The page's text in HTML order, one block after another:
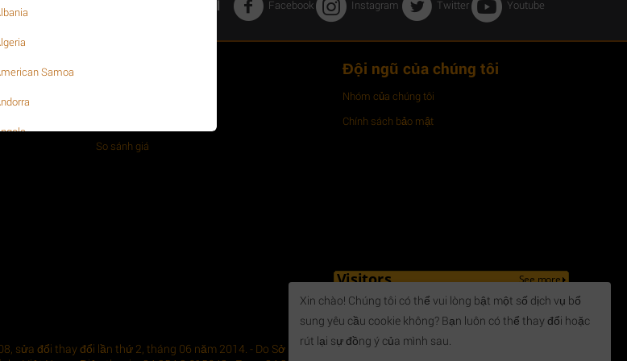
Facebook Instagram Twitter Youtube
So sánh giá
Đội ngũ của chúng tôi
Nhóm của chúng tôi
Chính sách bảo mật
sửa đổi thay đổi lần thứ 2, tháng 06 năm 2014. - Do Sở Kế hoạch và Đầu tư tỉnh Bà Rịa Vũng Tàu cấp - Địa chỉ:
Samoa
Xin chào! Chúng tôi có thể vui lòng bật một số dịch vụ bổ
sung yêu cầu cookie không? Bạn luôn có thể thay đổi hoặc
rút lại sự đồng ý của mình sau.